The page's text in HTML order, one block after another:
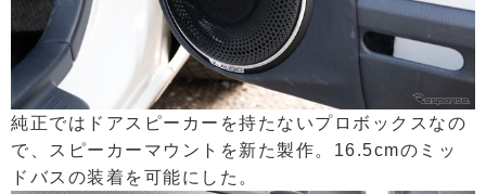
純正ではドアスピーカーを持たないプロボックスなの
で、スピーカーマウントを新た製作。16.5cmのミッ
ドバスの装着を可能にした。